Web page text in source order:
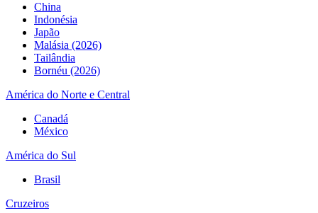
China
Indonésia
Japão
Malásia (2026)
Tailândia
Bornéu (2026)
América do Norte e Central
Canadá
México
América do Sul
Brasil
Cruzeiros